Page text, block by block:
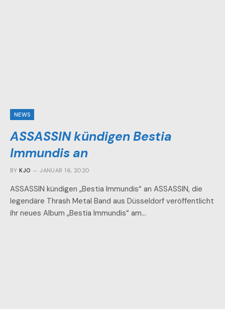
NEWS
ASSASSIN kündigen Bestia
Immundis an
BY KJO JANUAR 16, 2020
ASSASSIN kündigen „Bestia Immundis“ an ASSASSIN, die
legendäre Thrash Metal Band aus Düsseldorf veröffentlicht
ihr neues Album „Bestia Immundis“ am…